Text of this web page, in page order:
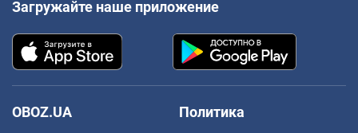
Загружайте наше приложение
OBOZ.UA
Политика